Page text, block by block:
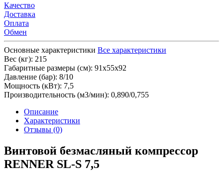
Качество
Доставка
Оплата
Обмен
Основные характеристики Все характеристики
Вес (кг): 215
Габаритные размеры (см): 91x55x92
Давление (бар): 8/10
Мощность (кВт): 7,5
Производительность (м3/мин): 0,890/0,755
Описание
Характеристики
Отзывы (0)
Винтовой безмасляный компрессор
RENNER SL-S 7,5